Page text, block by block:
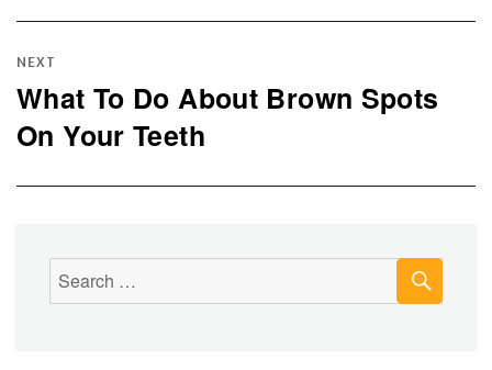
NEXT
Next
post:
What To Do About Brown Spots
On Your Teeth
Search
for: